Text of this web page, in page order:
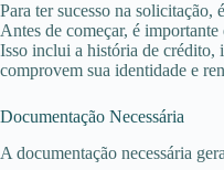
Para ter sucesso na solicitação,
Antes de começar, é
Isso inclui a história de crédito,
comprovem sua identidade e
Documentação Necessária
A documentação necessária